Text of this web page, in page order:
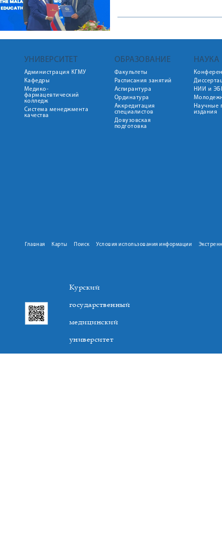
УНИВЕРСИТЕТ
Администрация КГМУ
Кафедры
Медико-
фармацевтический
колледж
Система менеджмента
качества
ОБРАЗОВАНИЕ
Факультеты
Расписания занятий
Аспирантура
Ординатура
Аккредитация
специалистов
Довузовская
подготовка
НАУКА
НИИ и
Научные
издания
Главная Карты Поиск Условия использования информации
Курский
государственный
медицинский
университет